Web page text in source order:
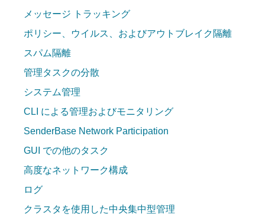
メッセージ トラッキング
ポリシー、ウイルス、およびアウトブレイク隔離
スパム隔離
管理タスクの分散
システム管理
CLI による管理およびモニタリング
SenderBase Network Participation
GUI での他のタスク
高度なネットワーク構成
ログ
クラスタを使用した中央集中型管理